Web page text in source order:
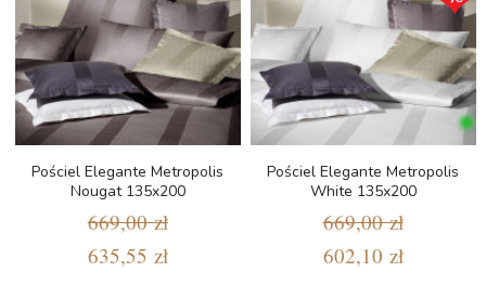
Pościel Elegante Metropolis
Nougat 135x200
669,00 zł
635,55 zł
Pościel Elegante Metropolis
White 135x200
669,00 zł
602,10 zł